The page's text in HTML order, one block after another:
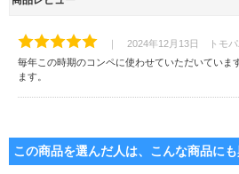
｜ 2024年12月13日 トモパ
毎年この時期のコンペに使わせていただいていま
ます。
この商品を選んだ人は、こんな商品にも